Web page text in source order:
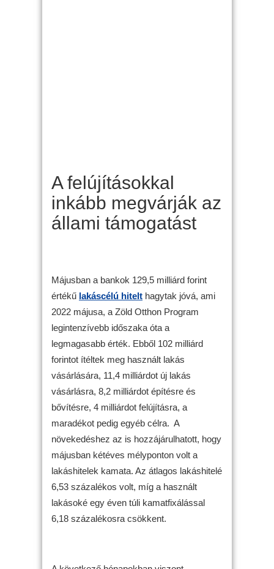
A felújításokkal
inkább megvárják az
állami támogatást
Májusban a bankok 129,5 milliárd forint
értékű lakáscélú hitelt hagytak jóvá, ami
2022 májusa, a Zöld Otthon Program
legintenzívebb időszaka óta a
legmagasabb érték. Ebből 102 milliárd
forintot ítéltek meg használt lakás
vásárlására, 11,4 milliárdot új lakás
vásárlásra, 8,2 milliárdot építésre és
bővítésre, 4 milliárdot felújításra, a
maradékot pedig egyéb célra. A
növekedéshez az is hozzájárulhatott, hogy
májusban kétéves mélyponton volt a
lakáshitelek kamata. Az átlagos lakáshitelé
6,53 százalékos volt, míg a használt
lakásoké egy éven túli kamatfixálással
6,18 százalékosra csökkent.